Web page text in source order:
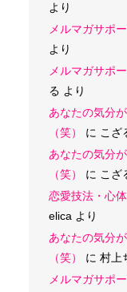
より
メルマガサポ
より
メルマガサポ
る より
あなたの気分
（笑）
に こざ
あなたの気分
（笑）
に こざ
恋愛技法・心
elica より
あなたの気分
（笑）
に 村上
メルマガサポ